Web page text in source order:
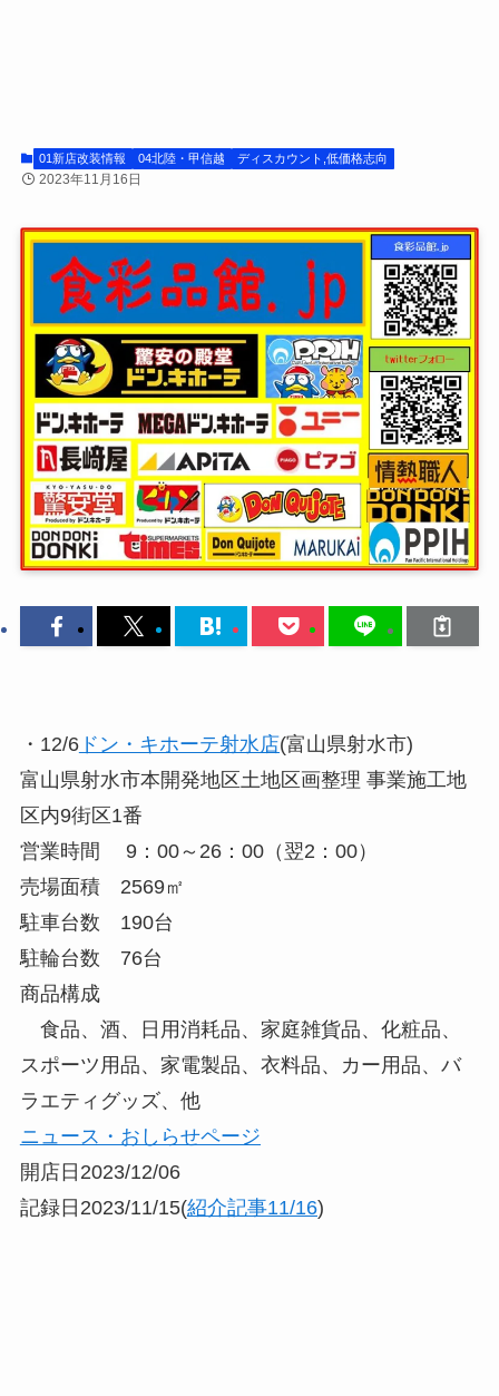
01新店改装情報 04北陸・甲信越 ディスカウント,低価格志向
2023年11月16日
・12/6ドン・キホーテ射水店(富山県射水市)
富山県射水市本開発地区土地区画整理 事業施工地
区内9街区1番
営業時間 9：00～26：00（翌2：00）
売場面積 2569㎡
駐車台数 190台
駐輪台数 76台
商品構成
食品、酒、日用消耗品、家庭雑貨品、化粧品、
スポーツ用品、家電製品、衣料品、カー用品、バ
ラエティグッズ、他
ニュース・おしらせページ
開店日2023/12/06
記録日2023/11/15(紹介記事11/16)